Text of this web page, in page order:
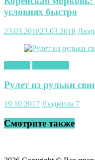
условиях быстро
23.03.201823.03.2018
Рулет из рульки
19.10.2017 Людмила 7
Смотрите также